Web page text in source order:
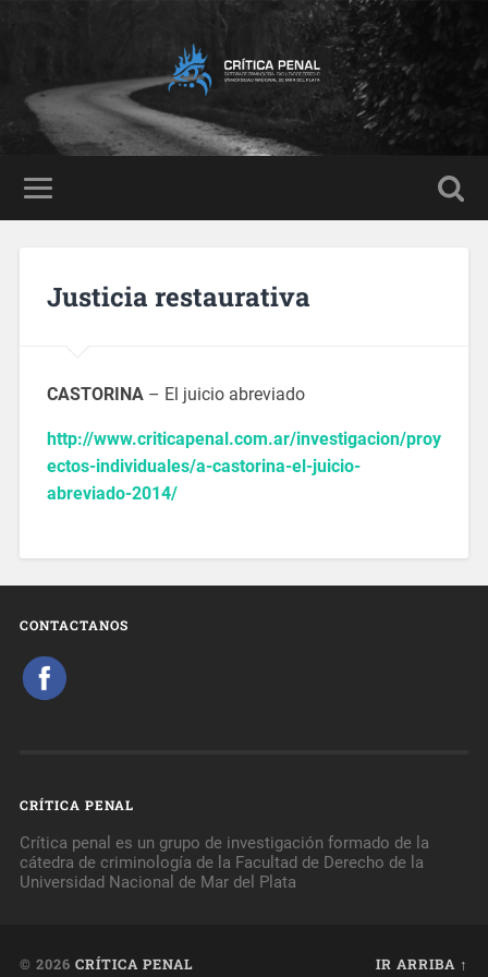
Justicia restaurativa
CASTORINA– El juicio abreviado
http://www.criticapenal.com.ar/investigacion/proy
ectos-individuales/a-castorina-el-juicio-
abreviado-2014/
CONTACTANOS
CRÍTICA PENAL
Crítica penal es un grupo de investigación formado de la
cátedra de criminología de la Facultad de Derecho de la
Universidad Nacional de Mar del Plata
© 2026 CRÍTICA PENAL IR ARRIBA ↑